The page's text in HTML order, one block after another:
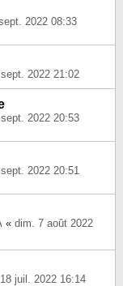
2022 08:33
2022 21:02
2022 20:53
2022 20:51
« dim. 7 août 2022
juil. 2022 16:14